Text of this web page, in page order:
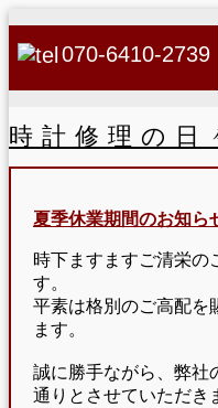
070-6410-2739
時計修理の日
夏季休業期間のお知ら
時下ますますご清栄の
す。
平素は格別のご高配を
ます。
誠に勝手ながら、弊社
通りとさせていただき